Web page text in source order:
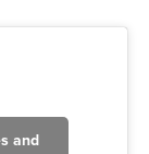
and